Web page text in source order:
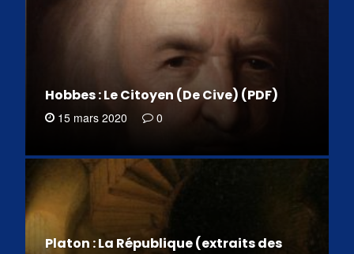
Hobbes : Le Citoyen (De Cive) (PDF)
15 mars 2020 0
Platon : La République (extraits des